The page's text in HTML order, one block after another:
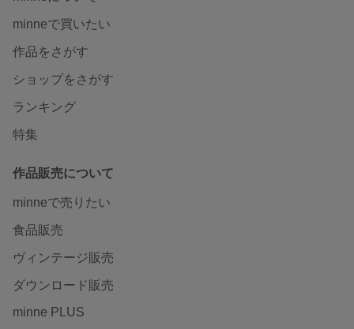
minneで買いたい
作品をさがす
ショップをさがす
ランキング
特集
作品販売について
minneで売りたい
食品販売
ヴィンテージ販売
ダウンロード販売
minne PLUS